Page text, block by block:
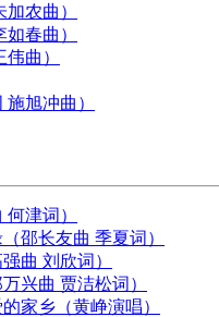
农曲）
春曲）
曲）
旭冲曲）
津词）
邵长友曲 季夏词）
曲 刘欣词）
兴曲 贾洁松词）
家乡（黄峥演唱）